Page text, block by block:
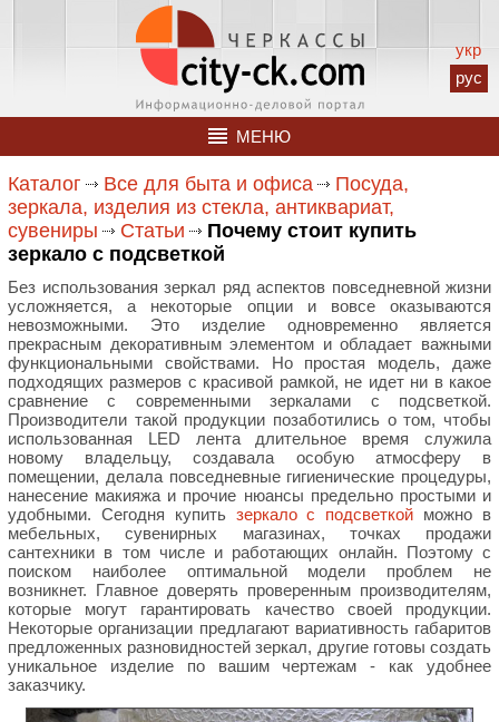
укр
рус
МЕНЮ
Каталог Все для быта и офиса
Посуда,
зеркала, изделия из стекла, антиквариат,
сувениры
Статьи
Почему стоит купить
зеркало с подсветкой
Без использования зеркал ряд аспектов повседневной жизни
усложняется, а некоторые опции и вовсе оказываются
невозможными. Это изделие одновременно является
прекрасным декоративным элементом и обладает важными
функциональными свойствами. Но простая модель, даже
подходящих размеров с красивой рамкой, не идет ни в какое
сравнение с современными зеркалами с подсветкой.
Производители такой продукции позаботились о том, чтобы
использованная LED лента длительное время служила
новому владельцу, создавала особую атмосферу в
помещении, делала повседневные гигиенические процедуры,
нанесение макияжа и прочие нюансы предельно простыми и
удобными. Сегодня купить зеркало с подсветкой можно в
мебельных, сувенирных магазинах, точках продажи
сантехники в том числе и работающих онлайн. Поэтому с
поиском наиболее оптимальной модели проблем не
возникнет. Главное доверять проверенным производителям,
которые могут гарантировать качество своей продукции.
Некоторые организации предлагают вариативность габаритов
предложенных разновидностей зеркал, другие готовы создать
уникальное изделие по вашим чертежам - как удобнее
заказчику.